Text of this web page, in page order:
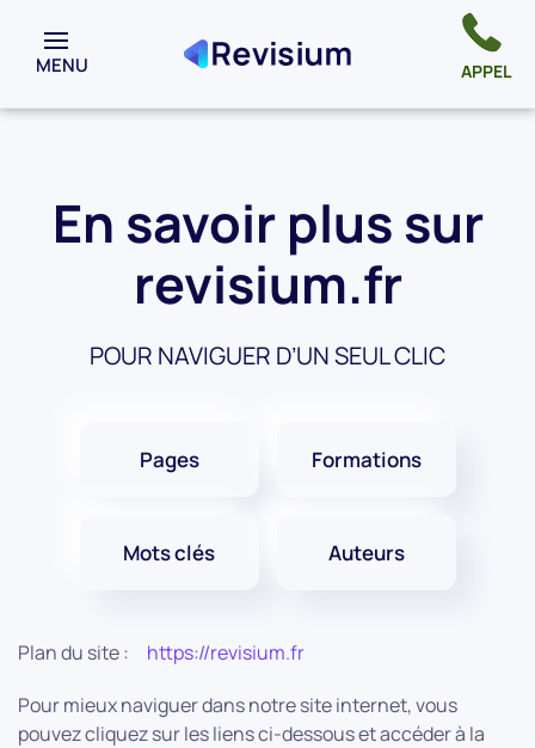
MENU APPEL
En savoir plus sur
revisium.fr
POUR NAVIGUER D’UN SEUL CLIC
Pages Formations
Mots clés Auteurs
Plan du site :
https://revisium.fr
Pour mieux naviguer dans notre site internet, vous
pouvez cliquez sur les liens ci-dessous et accéder à la